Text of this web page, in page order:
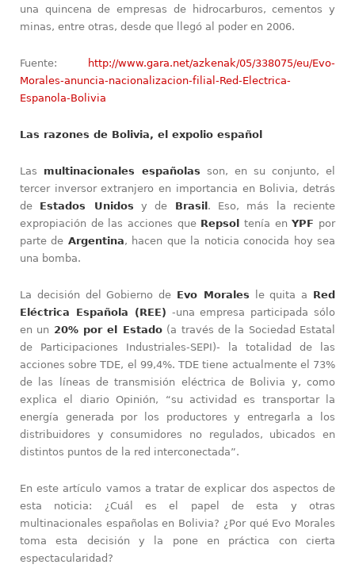
una quincena de empresas de hidrocarburos, cementos y
minas, entre otras, desde que llegó al poder en 2006.
Fuente:
http://www.gara.net/azkenak/05/338075/eu/Evo-
Morales-anuncia-nacionalizacion-filial-Red-Electrica-
Espanola-Bolivia
Las razones de Bolivia, el expolio español
Las multinacionales españolas son, en su conjunto, el
tercer inversor extranjero en importancia en Bolivia, detrás
de Estados Unidos y de Brasil. Eso, más la reciente
expropiación de las acciones que Repsol tenía enYPF por
parte de Argentina, hacen que la noticia conocida hoy sea
una bomba.
La decisión del Gobierno de Evo Morales le quita a Red
Eléctrica Española (REE) -una empresa participada sólo
en un 20% por el Estado(a través de la Sociedad Estatal
de Participaciones Industriales-SEPI)- la totalidad de las
acciones sobre TDE, el 99,4%. TDE tiene actualmente el 73%
de las líneas de transmisión eléctrica de Bolivia y, como
explica el diario Opinión, “su actividad es transportar la
energía generada por los productores y entregarla a los
distribuidores y consumidores no regulados, ubicados en
distintos puntos de la red interconectada”.
En este artículo vamos a tratar de explicar dos aspectos de
esta noticia: ¿Cuál es el papel de esta y otras
multinacionales españolas en Bolivia? ¿Por qué Evo Morales
toma esta decisión y la pone en práctica con cierta
espectacularidad?